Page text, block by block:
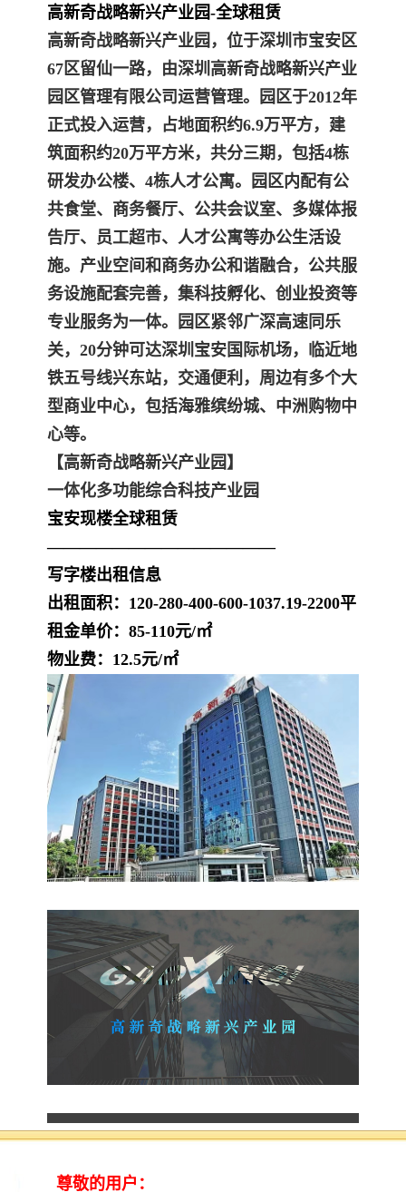
高新奇战略新兴产业园-全球租赁
高新奇战略新兴产业园，位于深圳市宝安区
67区留仙一路，由深圳高新奇战略新兴产业
园区管理有限公司运营管理。园区于2012年
正式投入运营，占地面积约6.9万平方，建
筑面积约20万平方米，共分三期，包括4栋
研发办公楼、4栋人才公寓。园区内配有公
共食堂、商务餐厅、公共会议室、多媒体报
告厅、员工超市、人才公寓等办公生活设
施。产业空间和商务办公和谐融合，公共服
务设施配套完善，集科技孵化、创业投资等
专业服务为一体。
园区紧邻广深高速同乐
关，20分钟可达深圳宝安国际机场，临近地
铁五号线兴东站，交通便利，周边有多个大
型商业中心，包括海雅缤纷城、中洲购物中
心等。
【高新奇战略新兴产业园】
一体化多功能综合科技产业园
宝安现楼全球租赁
——————————————
写字楼出租信息
出租面积：120-280-400-600-1037.19-2200平
租金单价：85-110元/㎡
物业费：12.5元/㎡